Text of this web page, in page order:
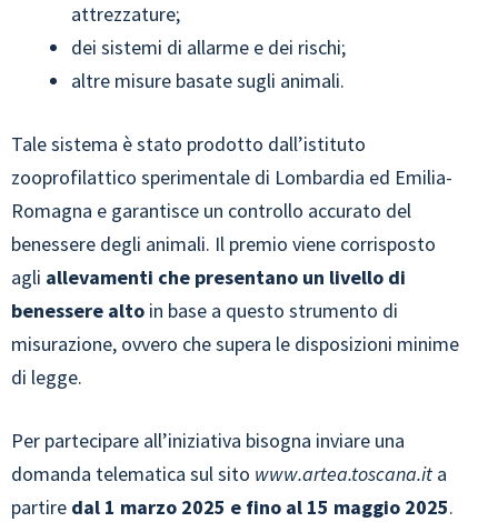
attrezzature;
dei sistemi di allarme e dei rischi;
altre misure basate sugli animali.
Tale sistema è stato prodotto dall’istituto
zooprofilattico sperimentale di Lombardia ed Emilia-
Romagna e garantisce un controllo accurato del
benessere degli animali. Il premio viene corrisposto
agli allevamenti che presentano un livello di
benessere alto in base a questo strumento di
misurazione, ovvero che supera le disposizioni minime
di legge.
Per partecipare all’iniziativa bisogna inviare una
domanda telematica sul sito www.artea.toscana.it a
partire dal 1 marzo 2025 e fino al 15 maggio 2025.